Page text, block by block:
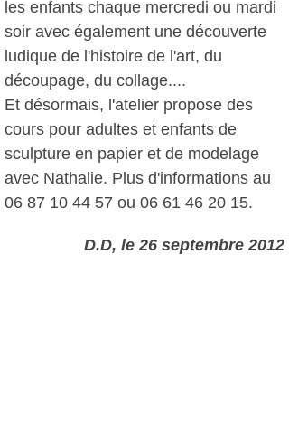
les enfants chaque mercredi ou mardi
soir avec également une découverte
ludique de l'histoire de l'art, du
découpage, du collage....
Et désormais, l'atelier propose des
cours pour adultes et enfants de
sculpture en papier et de modelage
avec Nathalie. Plus d'informations au
06 87 10 44 57 ou 06 61 46 20 15.
D.D, le 26 septembre 2012